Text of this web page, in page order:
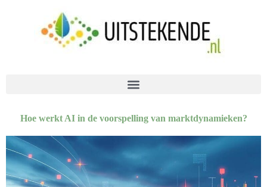
Hoe werkt AI in de voorspelling van marktdynamieken?